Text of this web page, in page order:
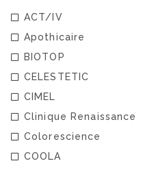
ACT/IV
Apothicaire
BIOTOP
CELESTETIC
CIMEL
Clinique Renaissance
Colorescience
COOLA